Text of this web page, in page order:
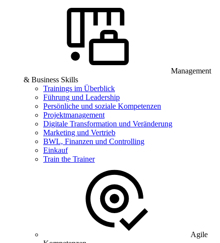
Management
& Business Skills
Trainings im Überblick
Führung und Leadership
Persönliche und soziale Kompetenzen
Projektmanagement
Digitale Transformation und Veränderung
Marketing und Vertrieb
BWL, Finanzen und Controlling
Einkauf
Train the Trainer
Agile